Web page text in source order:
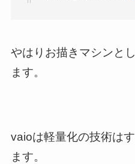
やはりお描きマシンと
ます。
vaioは軽量化の技術は
ます。